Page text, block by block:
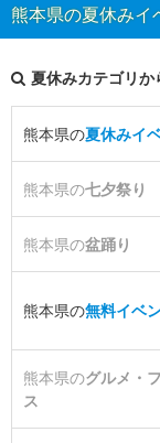
熊本県の夏休みイ
夏休みカテゴリか
熊本県の夏休みイ
熊本県の七夕祭り
熊本県の盆踊り
熊本県の無料イベ
熊本県のグルメ・
ス